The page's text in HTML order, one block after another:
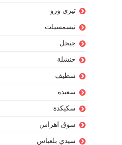
تيزي وزو
تيسمسيلت
جيجل
خنشلة
سطيف
سعيدة
سكيكدة
سوق اهراس
سيدي بلعباس